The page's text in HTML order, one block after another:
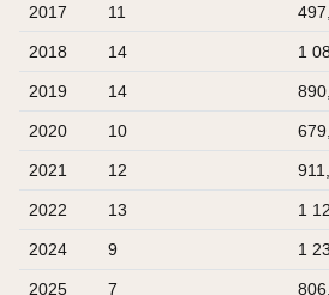
2017 11
2018 14 1
2019 14
2020 10
2021 12
2022 13 1
2024 9 1
2025 7